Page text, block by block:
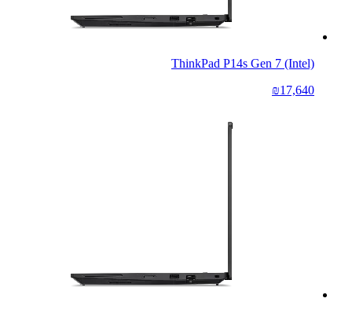
ThinkPad P14s Gen 7 (Intel)
₪17,640